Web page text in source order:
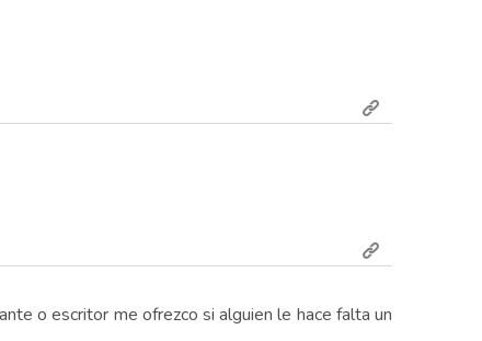
o escritor me ofrezco si alguien le hace falta un